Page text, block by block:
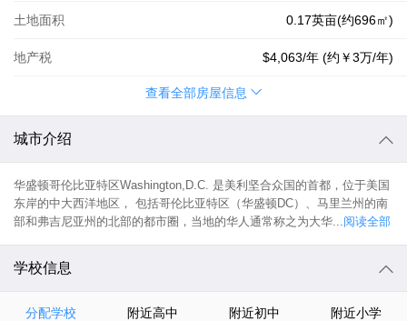
土地面积 0.17英亩(约696㎡)
地产税 $4,063/年 (约 ￥3万/年)
查看全部房屋信息
城市介绍
华盛顿哥伦比亚特区Washington,D.C. 是美利坚合众国的首都，位于美国
东岸的中大西洋地区， 包括哥伦比亚特区（华盛顿DC）、马里兰州的南
部和弗吉尼亚州的北部的都市圈，当地的华人通常称之为大华...阅读全部
学校信息
分配学校 附近高中 附近初中 附近小学